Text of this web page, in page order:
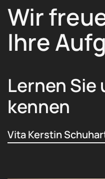
Wir
Ihre
Lernen Sie
kennen
Vita Kerstin